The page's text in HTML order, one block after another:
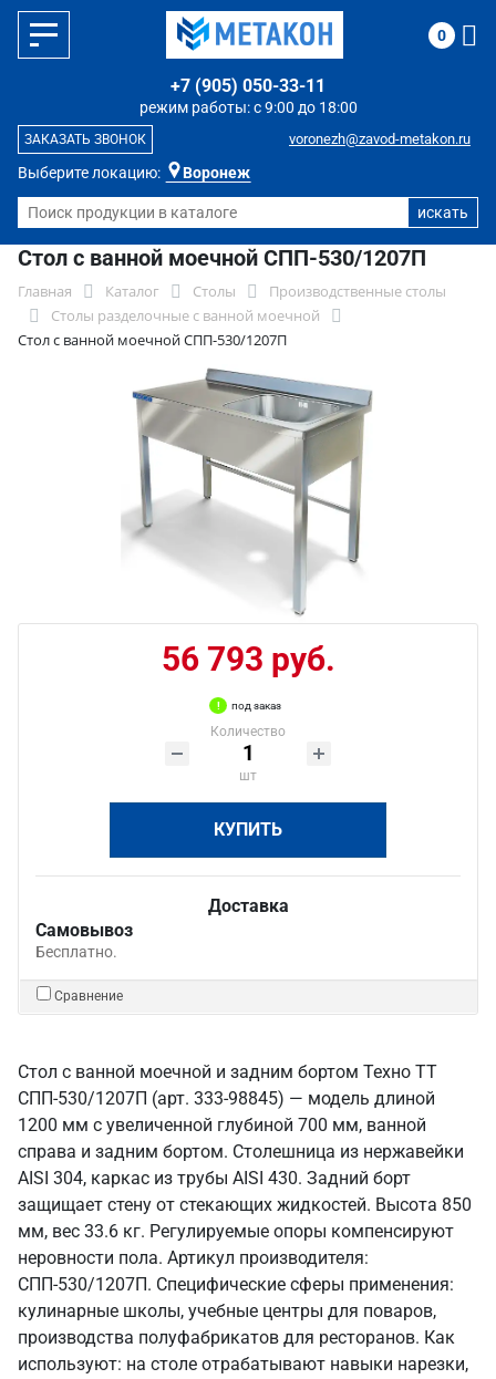
Выберите локацию: Воронеж
режим работы: с 9:00 до 18:00
+7 (905) 050-33-11
voronezh@zavod-metakon.ru
ЗАКАЗАТЬ ЗВОНОК
0
Стол с ванной моечной СПП-530/1207П
Главная Каталог Столы
Производственные столы
Столы разделочные с ванной моечной
Стол с ванной моечной СПП-530/1207П
56 793 руб.
под заказ
Количество
шт
КУПИТЬ
Доставка
Самовывоз
Бесплатно.
Сравнение
Стол с ванной моечной и задним бортом Техно ТТ
СПП-530/1207П (арт. 333-98845) — модель длиной
1200 мм с увеличенной глубиной 700 мм, ванной
справа и задним бортом. Столешница из нержавейки
AISI 304, каркас из трубы AISI 430. Задний борт
защищает стену от стекающих жидкостей. Высота 850
мм, вес 33.6 кг. Регулируемые опоры компенсируют
неровности пола. Артикул производителя:
СПП-530/1207П. Специфические сферы применения:
кулинарные школы, учебные центры для поваров,
производства полуфабрикатов для ресторанов. Как
используют: на столе отрабатывают навыки нарезки,